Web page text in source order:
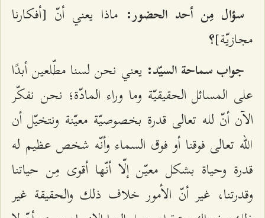
سؤال مِن أحد الحضور: ماذا يعني أنّ [أفكارنا
مجازيّة]؟
جواب سماحة السيّد: يعني نحن لسنا مطّلعين أبدًا
على المسائل الحقيقيّة وما وراء المادّة؛ نحن نفكّر
الآن أنّ لله تعالى قدرة بخصوصيّة معيّنة ونتخيّل أن
الله تعالى فوقنا أو فوق السماء وأنّه شخص عظيم له
قدرة وحياة بشكل معيّن إلّا أنّها أقوى مِن حياتنا
وقدرتنا، غير أنّ الأمور خلاف ذلك والحقيقة غير